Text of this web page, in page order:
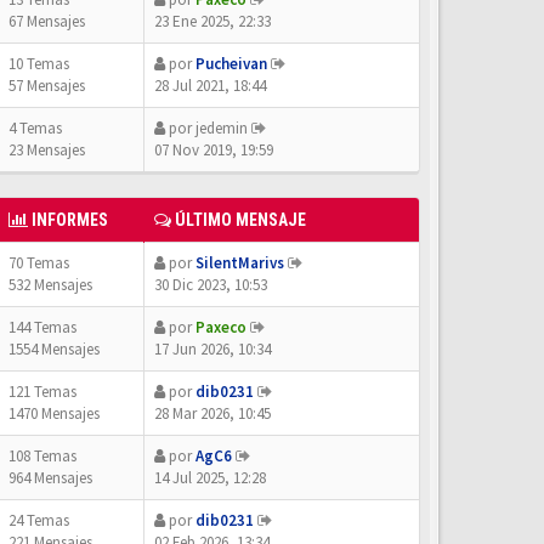
67 Mensajes
23 Ene 2025, 22:33
10 Temas
57 Mensajes
porPucheivan
28 Jul 2021, 18:44
4 Temas
23 Mensajes
porjedemin
07 Nov 2019, 19:59
INFORMES ÚLTIMO MENSAJE
70 Temas
532 Mensajes
porSilentMarivs
30 Dic 2023, 10:53
144 Temas
1554 Mensajes
porPaxeco
17 Jun 2026, 10:34
121 Temas
1470 Mensajes
pordib0231
28 Mar 2026, 10:45
108 Temas
964 Mensajes
porAgC6
14 Jul 2025, 12:28
24 Temas
pordib0231